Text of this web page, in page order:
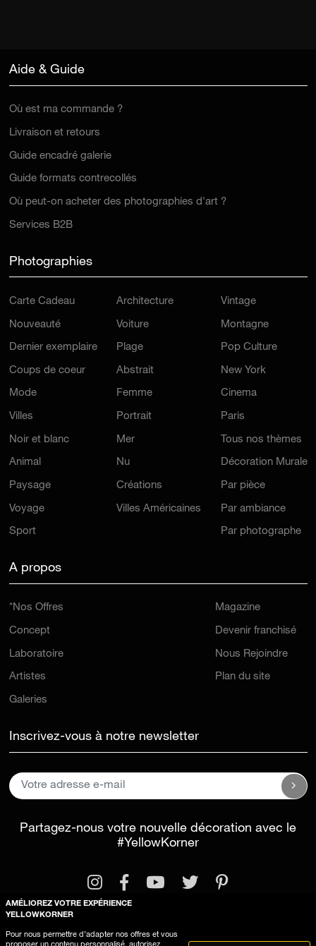
Aide & Guide
Où est ma commande ?
Livraison et retours
Guide encadré galerie
Guide formats contrecollés
Où peut-on acheter des photographies d'art ?
Services B2B
Photographies
Carte Cadeau
Nouveauté
Dernier exemplaire
Coups de coeur
Mode
Villes
Noir et blanc
Animal
Paysage
Voyage
Sport
Architecture
Voiture
Plage
Abstrait
Femme
Portrait
Mer
Nu
Créations
Villes Américaines
Vintage
Montagne
Pop Culture
New York
Cinema
Paris
Tous nos thèmes
Décoration Murale
Par pièce
Par ambiance
Par photographe
A propos
*Nos Offres
Concept
Laboratoire
Artistes
Galeries
Magazine
Devenir franchisé
Nous Rejoindre
Plan du site
Inscrivez-vous à notre newsletter
Partagez-nous votre nouvelle décoration avec le
#YellowKorner
AMÉLIOREZ VOTRE EXPÉRIENCE
YELLOWKORNER
Pour nous permettre d’adapter nos offres et vous